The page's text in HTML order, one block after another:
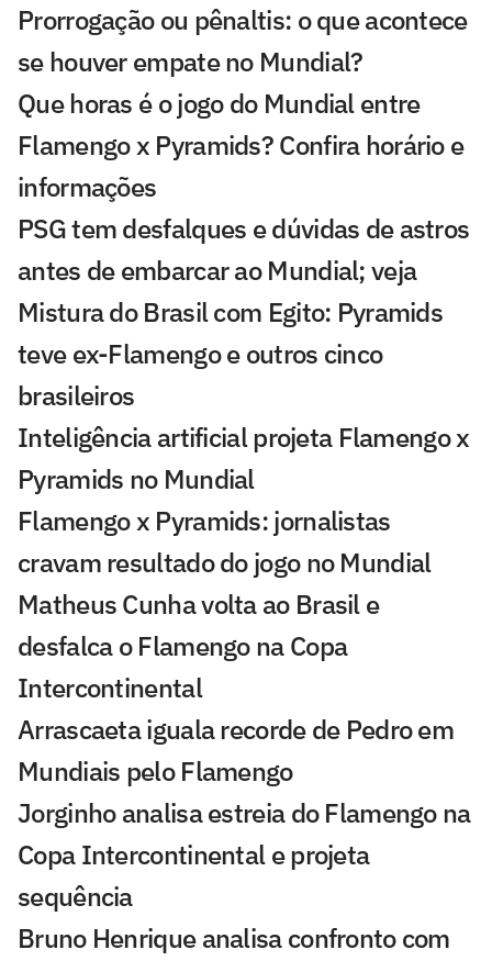
Prorrogação ou pênaltis: o que acontece
se houver empate no Mundial?
Que horas é o jogo do Mundial entre
Flamengo x Pyramids? Confira horário e
informações
PSG tem desfalques e dúvidas de astros
antes de embarcar ao Mundial; veja
Mistura do Brasil com Egito: Pyramids
teve ex-Flamengo e outros cinco
brasileiros
Inteligência artificial projeta Flamengo x
Pyramids no Mundial
Flamengo x Pyramids: jornalistas
cravam resultado do jogo no Mundial
Matheus Cunha volta ao Brasil e
desfalca o Flamengo na Copa
Intercontinental
Arrascaeta iguala recorde de Pedro em
Mundiais pelo Flamengo
Jorginho analisa estreia do Flamengo na
Copa Intercontinental e projeta
sequência
Bruno Henrique analisa confronto com